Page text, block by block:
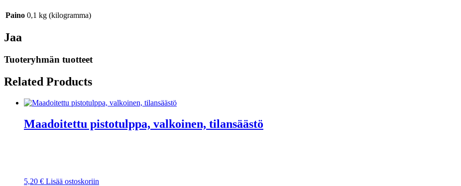
Paino 0,1 kg (kilogramma)
Jaa
Tuoteryhmän tuotteet
Related Products
Maadoitettu pistotulppa, valkoinen, tilansäästö
5,20 € Lisää ostoskoriin